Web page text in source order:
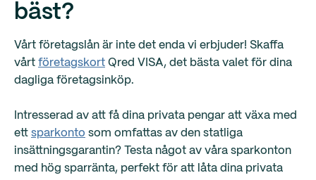
bäst?
Vårt företagslån är inte det enda vi erbjuder! Skaffa
vårt företagskort Qred VISA, det bästa valet för dina
dagliga företagsinköp.
Intresserad av att få dina privata pengar att växa med
ett sparkonto som omfattas av den statliga
insättningsgarantin? Testa något av våra sparkonton
med hög sparränta, perfekt för att låta dina privata